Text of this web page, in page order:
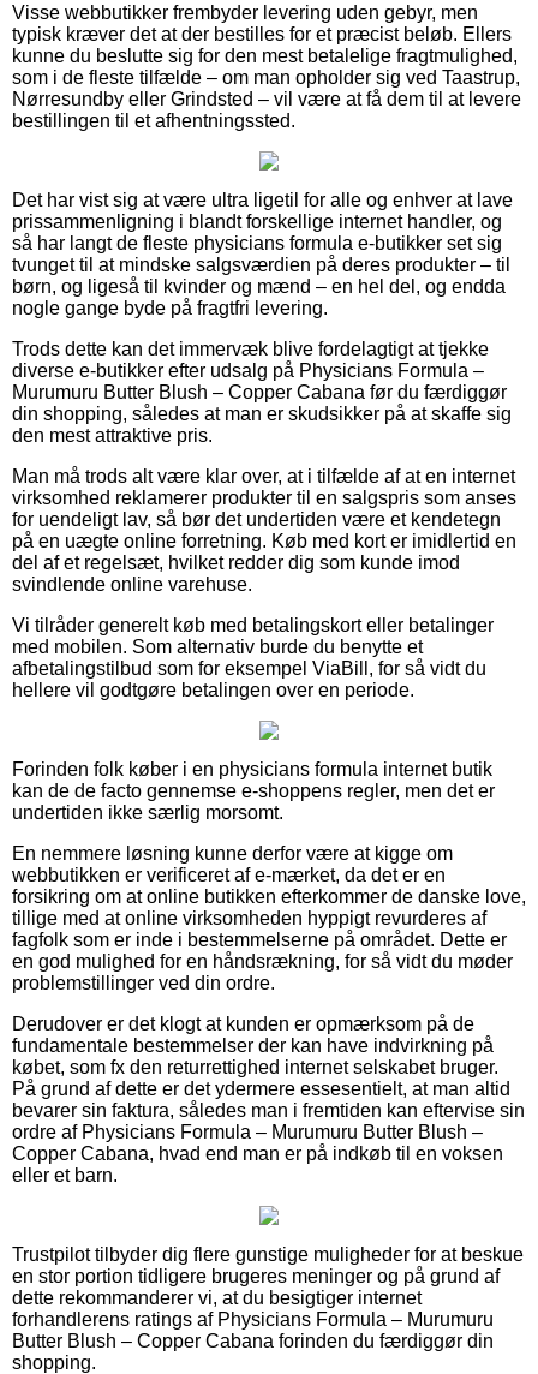
Visse webbutikker frembyder levering uden gebyr, men
typisk kræver det at der bestilles for et præcist beløb. Ellers
kunne du beslutte sig for den mest betalelige fragtmulighed,
som i de fleste tilfælde – om man opholder sig ved Taastrup,
Nørresundby eller Grindsted – vil være at få dem til at levere
bestillingen til et afhentningssted.
Det har vist sig at være ultra ligetil for alle og enhver at lave
prissammenligning i blandt forskellige internet handler, og
så har langt de fleste physicians formula e-butikker set sig
tvunget til at mindske salgsværdien på deres produkter – til
børn, og ligeså til kvinder og mænd – en hel del, og endda
nogle gange byde på fragtfri levering.
Trods dette kan det immervæk blive fordelagtigt at tjekke
diverse e-butikker efter udsalg på Physicians Formula –
Murumuru Butter Blush – Copper Cabana før du færdiggør
din shopping, således at man er skudsikker på at skaffe sig
den mest attraktive pris.
Man må trods alt være klar over, at i tilfælde af at en internet
virksomhed reklamerer produkter til en salgspris som anses
for uendeligt lav, så bør det undertiden være et kendetegn
på en uægte online forretning. Køb med kort er imidlertid en
del af et regelsæt, hvilket redder dig som kunde imod
svindlende online varehuse.
Vi tilråder generelt køb med betalingskort eller betalinger
med mobilen. Som alternativ burde du benytte et
afbetalingstilbud som for eksempel ViaBill, for så vidt du
hellere vil godtgøre betalingen over en periode.
Forinden folk køber i en physicians formula internet butik
kan de de facto gennemse e-shoppens regler, men det er
undertiden ikke særlig morsomt.
En nemmere løsning kunne derfor være at kigge om
webbutikken er verificeret af e-mærket, da det er en
forsikring om at online butikken efterkommer de danske love,
tillige med at online virksomheden hyppigt revurderes af
fagfolk som er inde i bestemmelserne på området. Dette er
en god mulighed for en håndsrækning, for så vidt du møder
problemstillinger ved din ordre.
Derudover er det klogt at kunden er opmærksom på de
fundamentale bestemmelser der kan have indvirkning på
købet, som fx den returrettighed internet selskabet bruger.
På grund af dette er det ydermere essesentielt, at man altid
bevarer sin faktura, således man i fremtiden kan eftervise sin
ordre af Physicians Formula – Murumuru Butter Blush –
Copper Cabana, hvad end man er på indkøb til en voksen
eller et barn.
Trustpilot tilbyder dig flere gunstige muligheder for at beskue
en stor portion tidligere brugeres meninger og på grund af
dette rekommanderer vi, at du besigtiger internet
forhandlerens ratings af Physicians Formula – Murumuru
Butter Blush – Copper Cabana forinden du færdiggør din
shopping.